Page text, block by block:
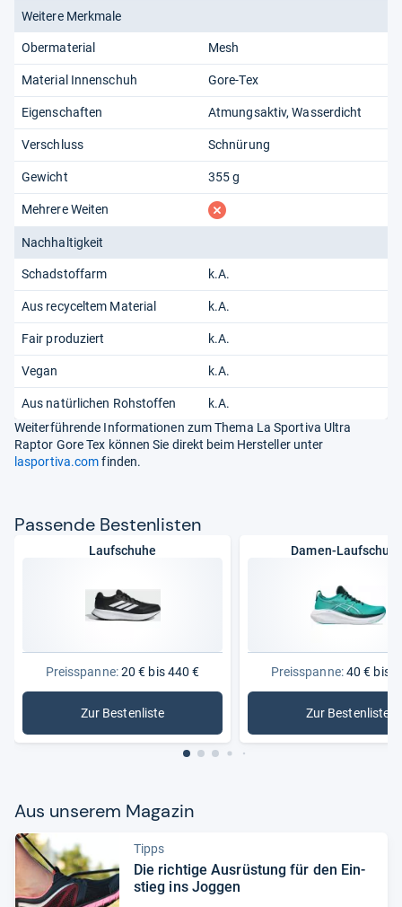
Weitere Merkmale
Obermaterial Mesh
Material Innenschuh Gore-Tex
Eigenschaften Atmungsaktiv Wasserdicht
Verschluss Schnürung
Gewicht 355 g
Mehrere Weiten fehlt
Nachhaltigkeit
Schadstoffarm k.A.
Aus recyceltem Material k.A.
Fair produziert k.A.
Vegan k.A.
Aus natürlichen Rohstoffen
k.A.
Weiterführende Informationen zum Thema La Sportiva Ultra
Raptor Gore Tex können Sie direkt beim Hersteller unter
lasportiva.comfinden.
Pas­sende Bes­ten­lis­ten
Laufschuhe
Preisspanne:20 € bis 440 €
Zur Bestenliste
: Laufschuhe
Damen-
Preisspanne:40 € bis
Zur Bestenliste
: Damen-
Aus unse­rem Maga­zin
Tipps
Die rich­tige Aus­rüs­tung für den Ein­
stieg ins Jog­gen